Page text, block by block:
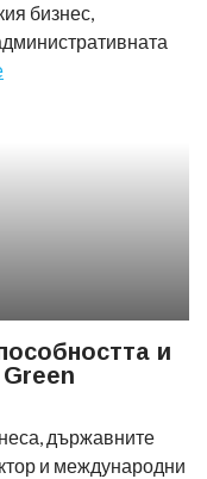
бизнес,
и
държавните
и международни